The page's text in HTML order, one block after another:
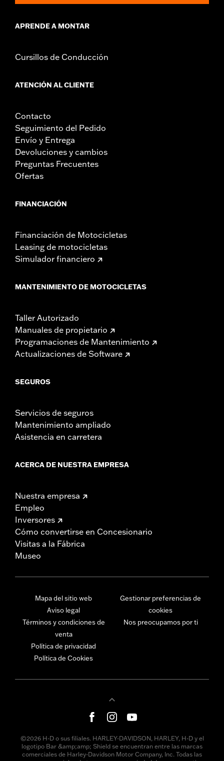
APRENDE A MONTAR
Cursillos de Conducción
ATENCIÓN AL CLIENTE
Contacto
Seguimiento del Pedido
Envío y Entrega
Devoluciones y cambios
Preguntas Frecuentes
Ofertas
FINANCIACIÓN
Financiación de Motocicletas
Leasing de motocicletas
Simulador financiero
MANTENIMIENTO DE MOTOCICLETAS
Taller Autorizado
Manuales de propietario
Programaciones de Mantenimiento
Actualizaciones de Software
SEGUROS
Servicios de seguros
Mantenimiento ampliado
Asistencia en carretera
ACERCA DE NUESTRA EMPRESA
Nuestra empresa
Empleo
Inversores
Cómo convertirse en Concesionario
Visitas a la Fábrica
Museo
Mapa del sitio web
Aviso legal
Términos y condiciones de
venta
Política de privacidad
Política de Cookies
Gestionar preferencias de
cookies
Nos preocupamos por ti
©2026 H-D o sus filiales. HARLEY-DAVIDSON, HARLEY, H-D y el
logotipo Bar &amp;amp; Shield se encuentran entre las marcas
comerciales de Harley-Davidson Motor Company, Inc. Todas las